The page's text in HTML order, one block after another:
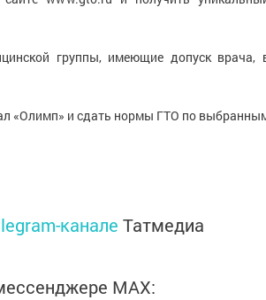
группы, имеющие допуск врача,
«Олимп» и сдать нормы ГТО по
канале Татмедиа
MАХ: